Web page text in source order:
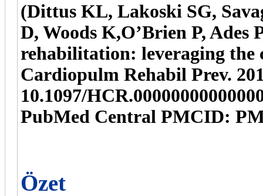
(Dittus KL, Lakoski SG,
D, Woods K,OʼBrien P, Ades
rehabilitation: leveraging
Cardiopulm Rehabil Prev.
10.1097/
PubMed Central PMCID:
Özet